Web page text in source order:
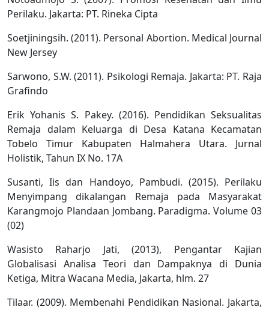
Perilaku. Jakarta: PT. Rineka Cipta
Soetjiningsih. (2011). Personal Abortion. Medical Journal
New Jersey
Sarwono, S.W. (2011). Psikologi Remaja. Jakarta: PT. Raja
Grafindo
Erik Yohanis S. Pakey. (2016). Pendidikan Seksualitas
Remaja dalam Keluarga di Desa Katana Kecamatan
Tobelo Timur Kabupaten Halmahera Utara. Jurnal
Holistik, Tahun IX No. 17A
Susanti, Iis dan Handoyo, Pambudi. (2015). Perilaku
Menyimpang dikalangan Remaja pada Masyarakat
Karangmojo Plandaan Jombang. Paradigma. Volume 03
(02)
Wasisto Raharjo Jati, (2013), Pengantar Kajian
Globalisasi Analisa Teori dan Dampaknya di Dunia
Ketiga, Mitra Wacana Media, Jakarta, hlm. 27
Tilaar. (2009). Membenahi Pendidikan Nasional. Jakarta,